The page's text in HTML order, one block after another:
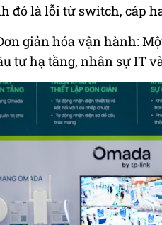
đó là lỗi từ switch, cáp
giản hóa vận hành:
tư hạ tầng, nhân sự IT